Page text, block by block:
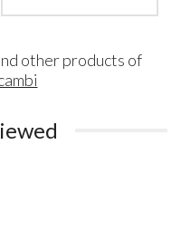
other products of